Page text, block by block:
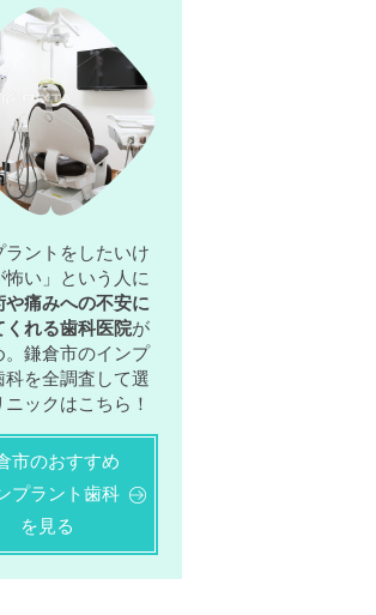
ラントをしたいけ
怖い」という人に
や痛みへの不安に
くれる歯科医院が
。鎌倉市のインプ
科を全調査して選
ニックはこちら！
市のおすすめ
プラント歯科
を見る